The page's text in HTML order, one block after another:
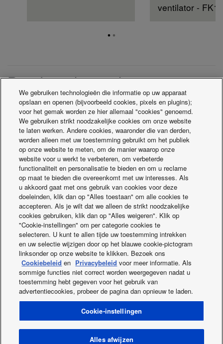
ventilator - FK1
Residentiële ventilatie
RESIDENTIËLE
VENTILATIE-
EENHEDEN
Instagram Youtube
Over ons
Contacteer ons Sitemap
Cookies
ProClub Nieuws
We gebruiken technologieën die informatie op uw apparaat
opslaan en openen (bijvoorbeeld cookies, pixels en plugins);
voor het gemak worden ze hier allemaal "cookies" genoemd.
We gebruiken strikt noodzakelijke cookies om onze website
te laten werken. Andere cookies, waaronder die van derden,
worden alleen met uw toestemming gebruikt om het publiek
op onze website te meten, om de manier waarop onze
website voor u werkt te verbeteren, om verbeterde
functionaliteit en personalisatie te bieden en om u reclame
op maat te bieden die overeenkomt met uw interesses. Als
u akkoord gaat met ons gebruik van cookies voor deze
doeleinden, klik dan op "Alles toestaan" om alle cookies te
accepteren. Als je wilt dat we alleen de strikt noodzakelijke
cookies gebruiken, klik dan op "Alles weigeren". Klik op
"Cookie-instellingen" om per categorie cookies te
selecteren. U kunt te allen tijde uw toestemming intrekken
en uw selectie wijzigen door op het blauwe cookie-pictogram
linksonder op onze website te klikken. Bezoek ons
Cookiebeleid en Privacybeleid voor meer informatie. Als
sommige functies niet correct worden weergegeven nadat u
toestemming hebt gegeven voor het gebruik van
advertentiecookies, probeer de pagina dan opnieuw te laden.
Cookie-instellingen
Alles afwijzen